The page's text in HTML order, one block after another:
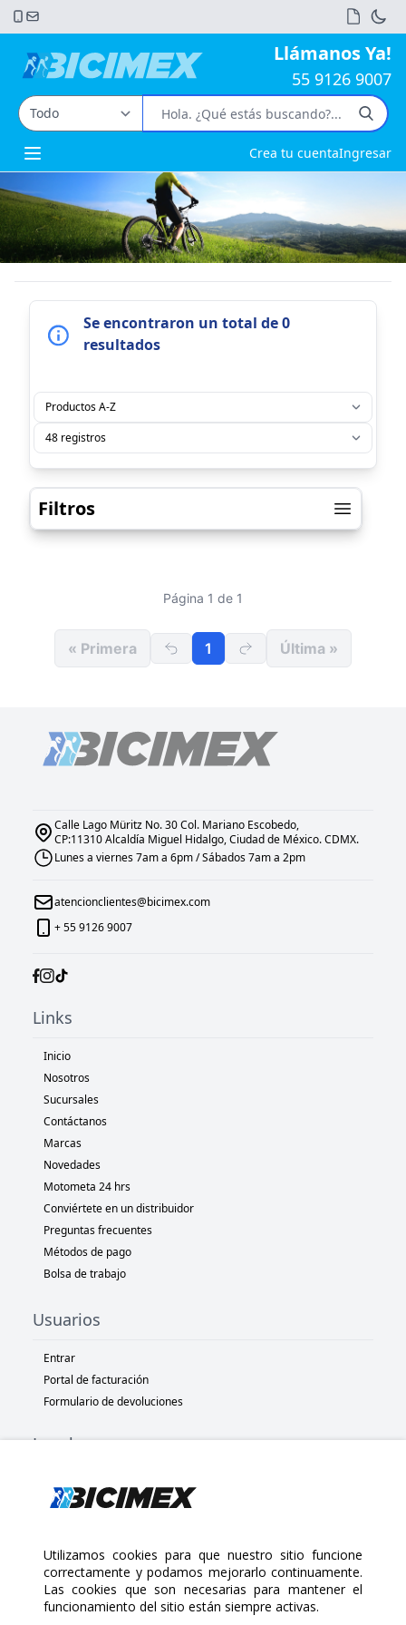
Llámanos Ya!
55 9126 9007
Open main menu Crea tu cuentaIngresar
Se encontraron un total de 0
resultados
Filtros
Página 1 de 1
« Primera 1 Última »
Calle Lago Müritz No. 30 Col. Mariano Escobedo,
CP:11310 Alcaldía Miguel Hidalgo, Ciudad de México. CDMX.
Lunes a viernes 7am a 6pm / Sábados 7am a 2pm
atencionclientes@bicimex.com
+ 55 9126 9007
Links
Inicio
Nosotros
Sucursales
Contáctanos
Marcas
Novedades
Motometa 24 hrs
Conviértete en un distribuidor
Preguntas frecuentes
Métodos de pago
Bolsa de trabajo
Usuarios
Entrar
Portal de facturación
Formulario de devoluciones
Legal
Políticas de privacidad
Políticas de devolución
Copyright 2025 Bicimex®. All rights reserved. Today is Jueves,
Agosto 6, 2026
Utilizamos cookies para que nuestro sitio funcione
correctamente y podamos mejorarlo continuamente.
Las cookies que son necesarias para mantener el
funcionamiento del sitio están siempre activas.